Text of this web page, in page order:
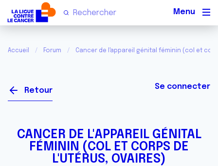
Accueil Forum Cancer de l'appareil génital féminin (col et
Retour Se connecter
CANCER DE L'APPAREIL GÉNITAL
FÉMININ (COL ET CORPS DE
L'UTÉRUS, OVAIRES)